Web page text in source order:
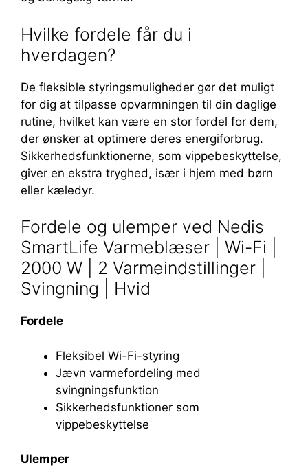
Hvilke fordele får du i
hverdagen?
De fleksible styringsmuligheder gør det muligt
for dig at tilpasse opvarmningen til din daglige
rutine, hvilket kan være en stor fordel for dem,
der ønsker at optimere deres energiforbrug.
Sikkerhedsfunktionerne, som vippebeskyttelse,
giver en ekstra tryghed, især i hjem med børn
eller kæledyr.
Fordele og ulemper ved Nedis
SmartLife Varmeblæser | Wi-Fi |
2000 W | 2 Varmeindstillinger |
Svingning | Hvid
Fordele
Fleksibel Wi-Fi-styring
Jævn varmefordeling med
svingningsfunktion
Sikkerhedsfunktioner som
vippebeskyttelse
Ulemper